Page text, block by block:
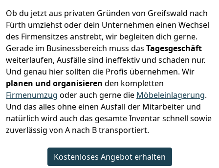
Ob du jetzt aus privaten Gründen von Greifswald nach
Fürth umziehst oder dein Unternehmen einen Wechsel
des Firmensitzes anstrebt, wir begleiten dich gerne.
Gerade im Businessbereich muss das Tagesgeschäft
weiterlaufen, Ausfälle sind ineffektiv und schaden nur.
Und genau hier sollten die Profis übernehmen. Wir
planen und organisieren den kompletten
Firmenumzug oder auch gerne die Möbeleinlagerung.
Und das alles ohne einen Ausfall der Mitarbeiter und
natürlich wird auch das gesamte Inventar schnell sowie
zuverlässig von A nach B transportiert.
Kostenloses Angebot erhalten